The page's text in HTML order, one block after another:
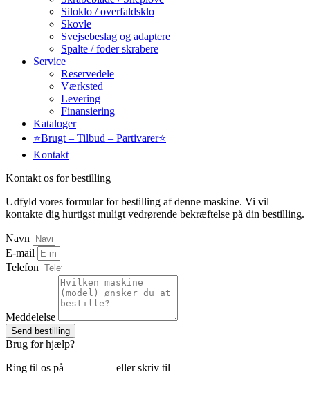
Siloklo / overfaldsklo
Skovle
Svejsebeslag og adaptere
Spalte / foder skrabere
Service
Reservedele
Værksted
Levering
Finansiering
Kataloger
⭐Brugt – Tilbud – Partivarer⭐
Kontakt
Kontakt os for bestilling
Udfyld vores formular for bestilling af denne maskine. Vi vil
kontakte dig hurtigst muligt vedrørende bekræftelse på din bestilling.
Navn
E-mail
Telefon
Meddelelse
Send bestilling
Brug for hjælp?
Ring til os på
eller skriv til